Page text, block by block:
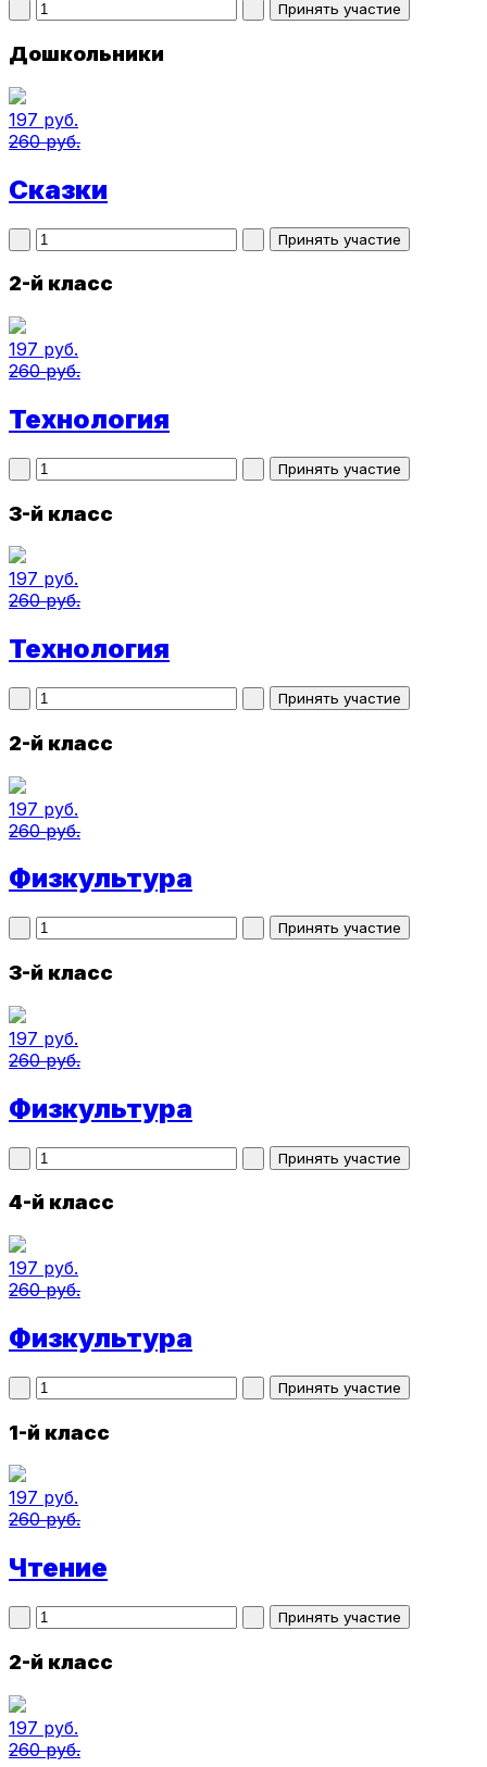
Дошкольники
197 руб.
260 руб.
Сказки
2-й класс
197 руб.
260 руб.
Технология
3-й класс
197 руб.
260 руб.
Технология
2-й класс
197 руб.
260 руб.
Физкультура
3-й класс
197 руб.
260 руб.
Физкультура
4-й класс
197 руб.
260 руб.
Физкультура
1-й класс
197 руб.
260 руб.
Чтение
2-й класс
197 руб.
260 руб.